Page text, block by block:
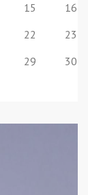
15
16
22
23
29
30